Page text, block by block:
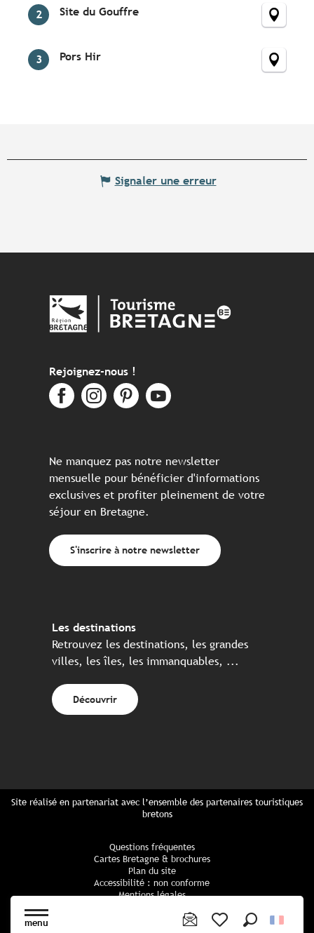
menu
2 Site du Gouffre
3 Pors Hir
Signaler une erreur
Rejoignez-nous !
Ne manquez pas notre newsletter
mensuelle pour bénéficier d'informations
exclusives et profiter pleinement de votre
séjour en Bretagne.
S'inscrire à notre newsletter
Les destinations
Retrouvez les destinations, les grandes
villes, les îles, les immanquables, ...
Découvrir
Site réalisé en partenariat avec l’ensemble des partenaires touristiques
bretons
Questions fréquentes
Cartes Bretagne & brochures
Plan du site
Accessibilité : non conforme
Mentions légales
Politique cookies